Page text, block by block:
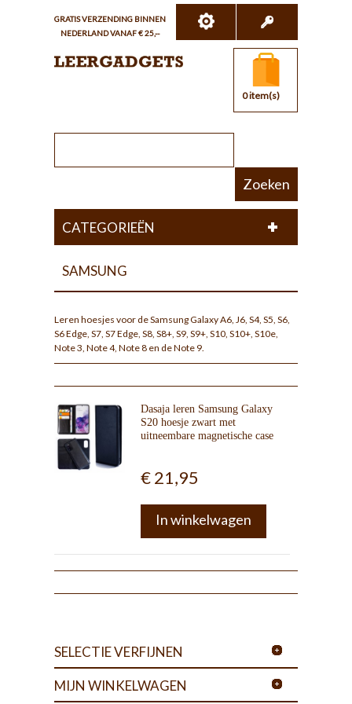
GRATIS VERZENDING BINNEN
NEDERLAND VANAF € 25,--
0 item(s)
Zoeken
CATEGORIEËN
SAMSUNG
Leren hoesjes voor de Samsung Galaxy A6, J6, S4, S5, S6,
S6 Edge, S7, S7 Edge, S8, S8+, S9, S9+, S10, S10+, S10e,
Note 3, Note 4, Note 8 en de Note 9.
Dasaja leren Samsung Galaxy
S20 hoesje zwart met
uitneembare magnetische case
€ 21,95
In winkelwagen
SELECTIE VERFIJNEN
MIJN WINKELWAGEN